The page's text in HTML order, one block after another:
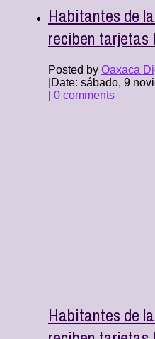
Habitantes de
reciben tarjetas
Posted by Oaxaca
Date: sábado, 9
0 comments
Habitantes de